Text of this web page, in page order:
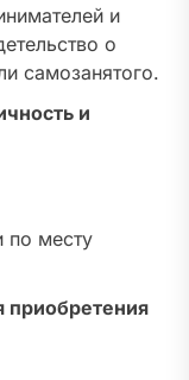
и
о
самозанятого.
и
по месту
приобретения